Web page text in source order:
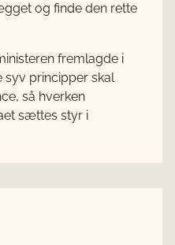
og finde den rette
fremlagde i
syv principper skal
så hverken
sættes styr i